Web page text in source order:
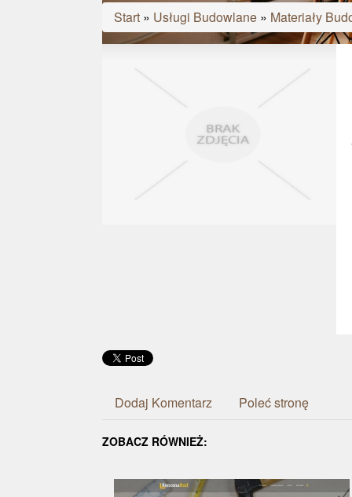
Start » Usługi Budowlane » Materiały
Dodaj Komentarz Poleć stronę
ZOBACZ RÓWNIEŻ: